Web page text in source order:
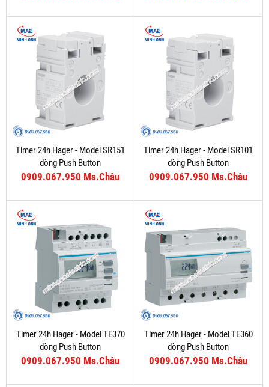
Timer 24h Hager - Model SR151
dòng Push Button
0909.067.950 Ms.Châu
Timer 24h Hager - Model SR101
dòng Push Button
0909.067.950 Ms.Châu
Timer 24h Hager - Model TE370
dòng Push Button
0909.067.950 Ms.Châu
Timer 24h Hager - Model TE360
dòng Push Button
0909.067.950 Ms.Châu